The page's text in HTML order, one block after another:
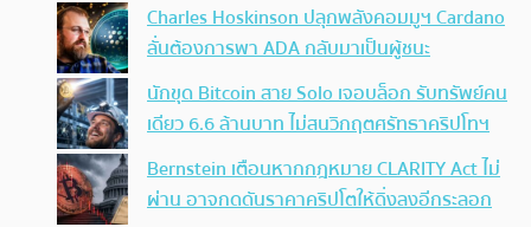
Charles Hoskinson ปลุกพลังคอมมูฯ Cardano
ลั่นต้องการพา ADA กลับมาเป็นผู้ชนะ
นักขุด Bitcoin สาย Solo เจอบล็อก รับทรัพย์คน
เดียว 6.6 ล้านบาท ไม่สนวิกฤตศรัทธาคริปโทฯ
Bernstein เตือนหากกฎหมาย CLARITY Act ไม่
ผ่าน อาจกดดันราคาคริปโตให้ดิ่งลงอีกระลอก